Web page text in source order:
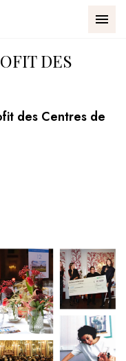
CENTRES DE BEAUTÉ
DES
des Centres de